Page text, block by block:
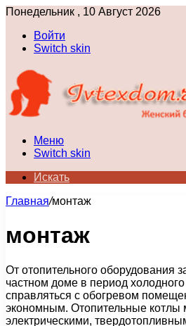
Понедельник , 10 Август 2026
Войти
Switch skin
Меню
Switch skin
Искать
Главная/монтаж
монтаж
От отопительного оборудования
частном доме в период
справляться с обогревом
экономным. Отопительные котлы
электрическими,